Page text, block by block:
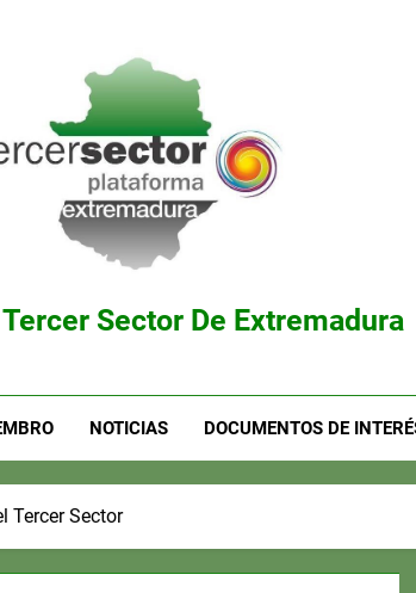
Sector De Extremadura
NOTICIAS DOCUMENTOS DE
Tercer Sector